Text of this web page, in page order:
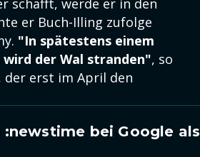
schafft, werde er in den
er Buch-Illing zufolge
"In spätestens einem
der Wal stranden", so
der erst im April den
:newstime bei Google als